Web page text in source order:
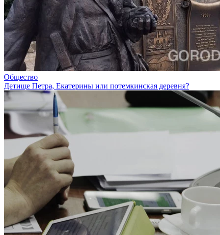
Общество
Детище Петра, Екатерины или потемкинская деревня?